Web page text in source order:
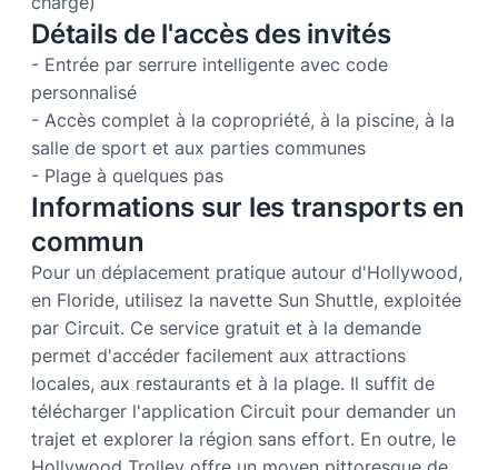
Détails de l'accès des invités
- Entrée par serrure intelligente avec code
personnalisé
- Accès complet à la copropriété, à la piscine, à la
salle de sport et aux parties communes
- Plage à quelques pas
Informations sur les transports en
commun
Pour un déplacement pratique autour d'Hollywood,
en Floride, utilisez la navette Sun Shuttle, exploitée
par Circuit. Ce service gratuit et à la demande
permet d'accéder facilement aux attractions
locales, aux restaurants et à la plage. Il suffit de
télécharger l'application Circuit pour demander un
trajet et explorer la région sans effort. En outre, le